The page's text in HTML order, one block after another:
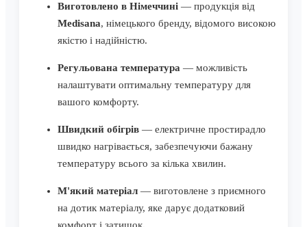
Виготовлено в Німеччині — продукція від
Medisana, німецького бренду, відомого високою
якістю і надійністю.
Регульована температура — можливість
налаштувати оптимальну температуру для
вашого комфорту.
Швидкий обігрів — електричне простирадло
швидко нагрівається, забезпечуючи бажану
температуру всього за кілька хвилин.
М'який матеріал — виготовлене з приємного
на дотик матеріалу, яке дарує додатковий